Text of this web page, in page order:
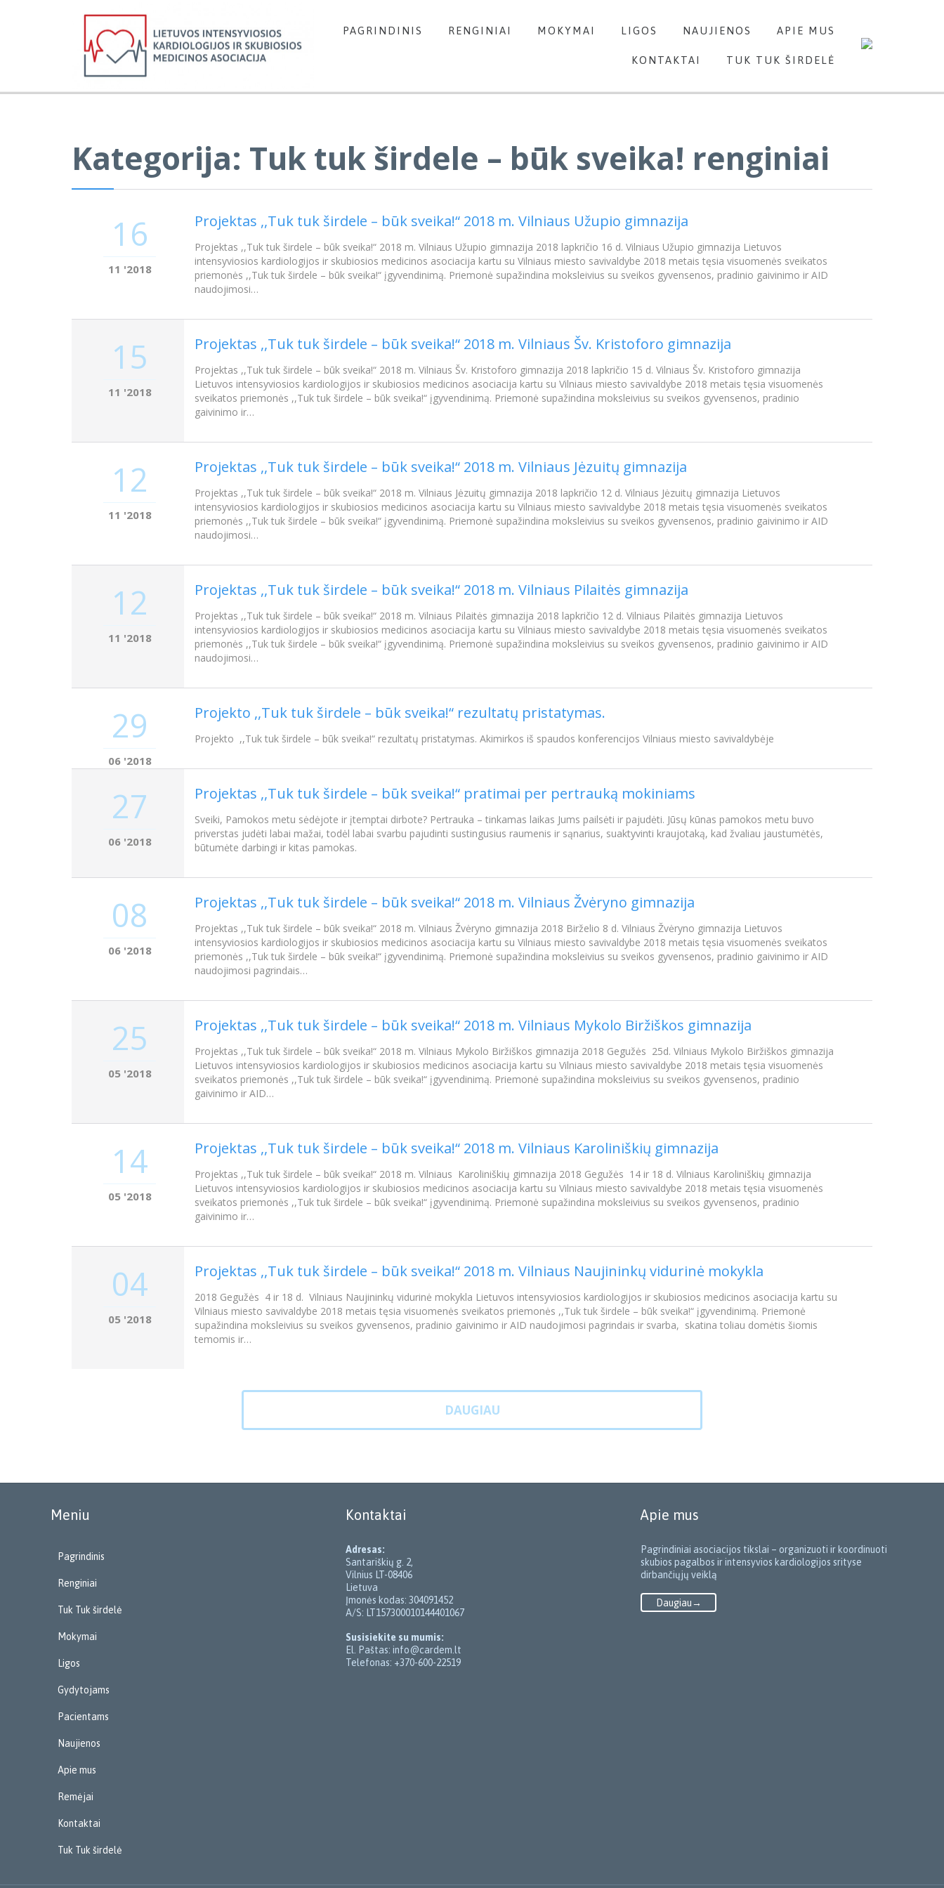
content
PAGRINDINIS RENGINIAI MOKYMAI LIGOS NAUJIENOS APIE MUS
KONTAKTAI TUK TUK ŠIRDELĖ
Kategorija: Tuk tuk širdele – būk sveika! renginiai
16
11 '2018
Projektas ,,Tuk tuk širdele – būk sveika!“ 2018 m. Vilniaus Užupio gimnazija
Projektas ,,Tuk tuk širdele – būk sveika!“ 2018 m. Vilniaus Užupio gimnazija 2018 lapkričio 16 d. Vilniaus Užupio gimnazija Lietuvos
intensyviosios kardiologijos ir skubiosios medicinos asociacija kartu su Vilniaus miesto savivaldybe 2018 metais tęsia visuomenės sveikatos
priemonės ,,Tuk tuk širdele – būk sveika!“ įgyvendinimą. Priemonė supažindina moksleivius su sveikos gyvensenos, pradinio gaivinimo ir AID
naudojimosi…
15
11 '2018
Projektas ,,Tuk tuk širdele – būk sveika!“ 2018 m. Vilniaus Šv. Kristoforo gimnazija
Projektas ,,Tuk tuk širdele – būk sveika!“ 2018 m. Vilniaus Šv. Kristoforo gimnazija 2018 lapkričio 15 d. Vilniaus Šv. Kristoforo gimnazija
Lietuvos intensyviosios kardiologijos ir skubiosios medicinos asociacija kartu su Vilniaus miesto savivaldybe 2018 metais tęsia visuomenės
sveikatos priemonės ,,Tuk tuk širdele – būk sveika!“ įgyvendinimą. Priemonė supažindina moksleivius su sveikos gyvensenos, pradinio
gaivinimo ir…
12
11 '2018
Projektas ,,Tuk tuk širdele – būk sveika!“ 2018 m. Vilniaus Jėzuitų gimnazija
Projektas ,,Tuk tuk širdele – būk sveika!“ 2018 m. Vilniaus Jėzuitų gimnazija 2018 lapkričio 12 d. Vilniaus Jėzuitų gimnazija Lietuvos
intensyviosios kardiologijos ir skubiosios medicinos asociacija kartu su Vilniaus miesto savivaldybe 2018 metais tęsia visuomenės sveikatos
priemonės ,,Tuk tuk širdele – būk sveika!“ įgyvendinimą. Priemonė supažindina moksleivius su sveikos gyvensenos, pradinio gaivinimo ir AID
naudojimosi…
12
11 '2018
Projektas ,,Tuk tuk širdele – būk sveika!“ 2018 m. Vilniaus Pilaitės gimnazija
Projektas ,,Tuk tuk širdele – būk sveika!“ 2018 m. Vilniaus Pilaitės gimnazija 2018 lapkričio 12 d. Vilniaus Pilaitės gimnazija Lietuvos
intensyviosios kardiologijos ir skubiosios medicinos asociacija kartu su Vilniaus miesto savivaldybe 2018 metais tęsia visuomenės sveikatos
priemonės ,,Tuk tuk širdele – būk sveika!“ įgyvendinimą. Priemonė supažindina moksleivius su sveikos gyvensenos, pradinio gaivinimo ir AID
naudojimosi…
29
06 '2018
Projekto ,,Tuk tuk širdele – būk sveika!“ rezultatų pristatymas.
Projekto ,,Tuk tuk širdele – būk sveika!“ rezultatų pristatymas. Akimirkos iš spaudos konferencijos Vilniaus miesto savivaldybėje
27
06 '2018
Projektas ,,Tuk tuk širdele – būk sveika!“ pratimai per pertrauką mokiniams
Sveiki, Pamokos metu sėdėjote ir įtemptai dirbote? Pertrauka – tinkamas laikas Jums pailsėti ir pajudėti. Jūsų kūnas pamokos metu buvo
priverstas judėti labai mažai, todėl labai svarbu pajudinti sustingusius raumenis ir sąnarius, suaktyvinti kraujotaką, kad žvaliau jaustumėtės,
būtumėte darbingi ir kitas pamokas.
08
06 '2018
Projektas ,,Tuk tuk širdele – būk sveika!“ 2018 m. Vilniaus Žvėryno gimnazija
Projektas ,,Tuk tuk širdele – būk sveika!“ 2018 m. Vilniaus Žvėryno gimnazija 2018 Birželio 8 d. Vilniaus Žvėryno gimnazija Lietuvos
intensyviosios kardiologijos ir skubiosios medicinos asociacija kartu su Vilniaus miesto savivaldybe 2018 metais tęsia visuomenės sveikatos
priemonės ,,Tuk tuk širdele – būk sveika!“ įgyvendinimą. Priemonė supažindina moksleivius su sveikos gyvensenos, pradinio gaivinimo ir AID
naudojimosi pagrindais…
25
05 '2018
Projektas ,,Tuk tuk širdele – būk sveika!“ 2018 m. Vilniaus Mykolo Biržiškos gimnazija
Projektas ,,Tuk tuk širdele – būk sveika!“ 2018 m. Vilniaus Mykolo Biržiškos gimnazija 2018 Gegužės 25d. Vilniaus Mykolo Biržiškos gimnazija
Lietuvos intensyviosios kardiologijos ir skubiosios medicinos asociacija kartu su Vilniaus miesto savivaldybe 2018 metais tęsia visuomenės
sveikatos priemonės ,,Tuk tuk širdele – būk sveika!“ įgyvendinimą. Priemonė supažindina moksleivius su sveikos gyvensenos, pradinio
gaivinimo ir AID…
14
05 '2018
Projektas ,,Tuk tuk širdele – būk sveika!“ 2018 m. Vilniaus Karoliniškių gimnazija
Projektas ,,Tuk tuk širdele – būk sveika!“ 2018 m. Vilniaus Karoliniškių gimnazija 2018 Gegužės 14 ir 18 d. Vilniaus Karoliniškių gimnazija
Lietuvos intensyviosios kardiologijos ir skubiosios medicinos asociacija kartu su Vilniaus miesto savivaldybe 2018 metais tęsia visuomenės
sveikatos priemonės ,,Tuk tuk širdele – būk sveika!“ įgyvendinimą. Priemonė supažindina moksleivius su sveikos gyvensenos, pradinio
gaivinimo ir…
04
05 '2018
Projektas ,,Tuk tuk širdele – būk sveika!“ 2018 m. Vilniaus Naujininkų vidurinė mokykla
2018 Gegužės 4 ir 18 d. Vilniaus Naujininkų vidurinė mokykla Lietuvos intensyviosios kardiologijos ir skubiosios medicinos asociacija kartu su
Vilniaus miesto savivaldybe 2018 metais tęsia visuomenės sveikatos priemonės ,,Tuk tuk širdele – būk sveika!“ įgyvendinimą. Priemonė
supažindina moksleivius su sveikos gyvensenos, pradinio gaivinimo ir AID naudojimosi pagrindais ir svarba, skatina toliau domėtis šiomis
temomis ir…
DAUGIAU
Meniu
Pagrindinis
Renginiai
Tuk Tuk širdelė
Mokymai
Ligos
Gydytojams
Pacientams
Naujienos
Apie mus
Remėjai
Kontaktai
Tuk Tuk širdelė
Kontaktai
Adresas:
Santariškių g. 2,
Vilnius LT-08406
Lietuva
Įmonės kodas: 304091452
A/S: LT157300010144401067
Susisiekite su mumis:
El. Paštas: info@cardem.lt
Telefonas: +370-600-22519
Apie mus
Pagrindiniai asociacijos tikslai – organizuoti ir koordinuoti
skubios pagalbos ir intensyvios kardiologijos srityse
dirbančiųjų veiklą
Daugiau→